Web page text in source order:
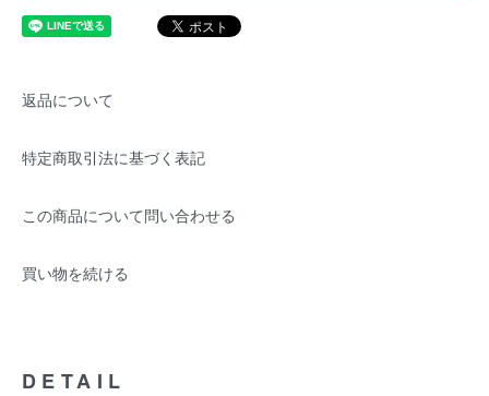
返品について
特定商取引法に基づく表記
この商品について問い合わせる
買い物を続ける
DETAIL